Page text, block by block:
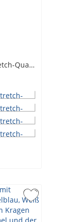
Performance Poloshirt in Stretch-Qualität